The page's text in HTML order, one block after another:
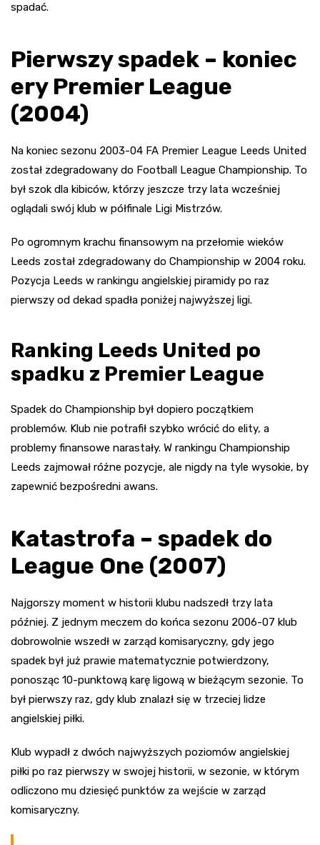
spadać.
Pierwszy spadek – koniec
ery Premier League
(2004)
Na koniec sezonu 2003-04 FA Premier League Leeds United
został zdegradowany do Football League Championship. To
był szok dla kibiców, którzy jeszcze trzy lata wcześniej
oglądali swój klub w półfinale Ligi Mistrzów.
Po ogromnym krachu finansowym na przełomie wieków
Leeds został zdegradowany do Championship w 2004 roku.
Pozycja Leeds w rankingu angielskiej piramidy po raz
pierwszy od dekad spadła poniżej najwyższej ligi.
Ranking Leeds United po
spadku z Premier League
Spadek do Championship był dopiero początkiem
problemów. Klub nie potrafił szybko wrócić do elity, a
problemy finansowe narastały. W rankingu Championship
Leeds zajmował różne pozycje, ale nigdy na tyle wysokie, by
zapewnić bezpośredni awans.
Katastrofa – spadek do
League One (2007)
Najgorszy moment w historii klubu nadszedł trzy lata
później. Z jednym meczem do końca sezonu 2006-07 klub
dobrowolnie wszedł w zarząd komisaryczny, gdy jego
spadek był już prawie matematycznie potwierdzony,
ponosząc 10-punktową karę ligową w bieżącym sezonie. To
był pierwszy raz, gdy klub znalazł się w trzeciej lidze
angielskiej piłki.
Klub wypadł z dwóch najwyższych poziomów angielskiej
piłki po raz pierwszy w swojej historii, w sezonie, w którym
odliczono mu dziesięć punktów za wejście w zarząd
komisaryczny.